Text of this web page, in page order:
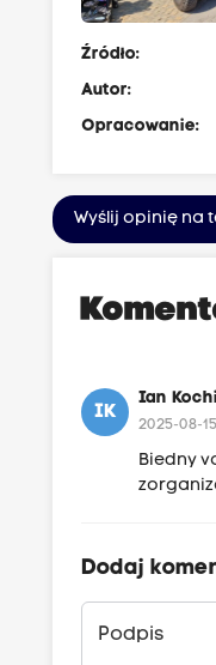
Źródło:
Autor:
Opracowanie:
Wyślij opinię na
IK
Ian
2025-08-15
Biedny
Dodaj
Podpis